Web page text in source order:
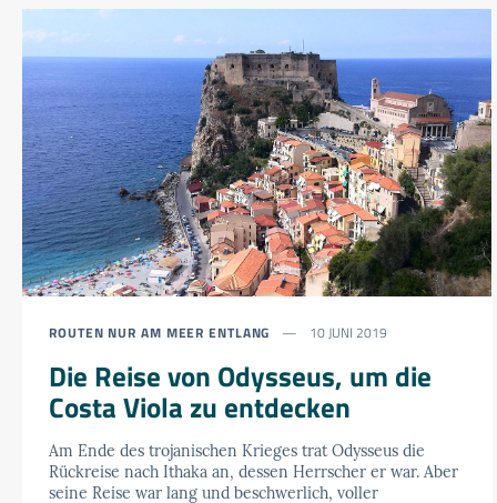
ROUTEN NUR AM MEER ENTLANG 10 JUNI 2019
Die Reise von Odysseus, um die
Costa Viola zu entdecken
Am Ende des trojanischen Krieges trat Odysseus die
Rückreise nach Ithaka an, dessen Herrscher er war. Aber
seine Reise war lang und beschwerlich, voller